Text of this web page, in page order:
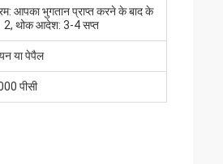
आपका भुगतान प्राप्त करने के बाद के
2, थोक आदेश: 3-4 सप्त
या पेपैल
पीसी